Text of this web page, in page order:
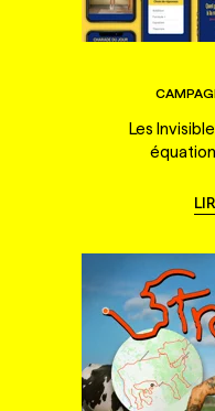
Les